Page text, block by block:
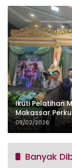
Ikuti Pelatihan
Makassar
09/02/2026
Banyak